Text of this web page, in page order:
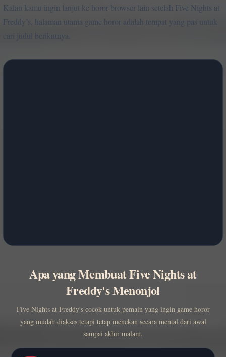
Kalau kamu ingin lanjut ke horor browser lain setelah Five Nights at
Freddy’s, halaman utama game horor adalah tempat yang pas untuk
cari judul berikutnya.
Apa yang Membuat Five Nights at
Freddy's Menonjol
Five Nights at Freddy's cocok untuk pemain yang ingin game horor
yang mudah diakses tetapi tetap menekan secara mental dari awal
sampai akhir malam.